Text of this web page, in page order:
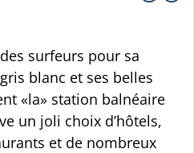
surfeurs pour sa
blanc et ses belles
«la» station balnéaire
un joli choix d’hôtels,
et de nombreux